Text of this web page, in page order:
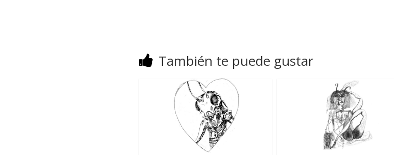
También te puede gustar